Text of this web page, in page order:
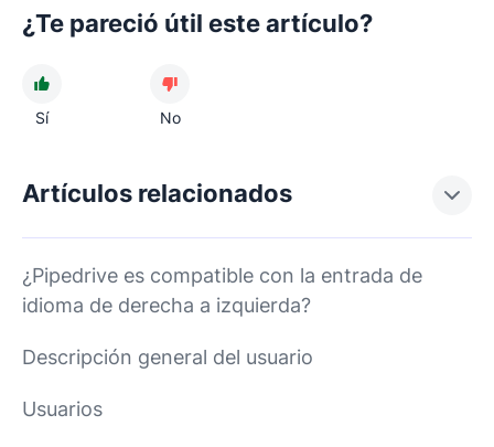
¿Te pareció útil este artículo?
Sí No
Artículos relacionados
¿Pipedrive es compatible con la entrada de
idioma de derecha a izquierda?
Descripción general del usuario
Usuarios